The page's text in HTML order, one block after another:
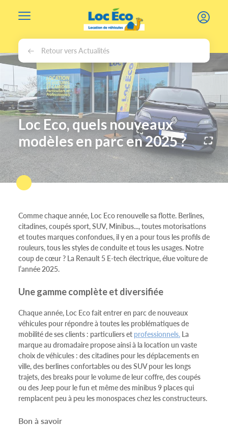
Retour vers Actualités
Loc Eco, quels nouveaux
modèles en parc en 2025 ?
Comme chaque année, Loc Eco renouvelle sa flotte. Berlines,
citadines, coupés sport, SUV, Minibus..., toutes motorisations
et toutes marques confondues, il y en a pour tous les profils de
rouleurs, tous les styles de conduite et tous les usages. Notre
coup de cœur ? La Renault 5 E-tech électrique, élue voiture de
l’année 2025.
Une gamme complète et diversifiée
Chaque année, Loc Eco fait entrer en parc de nouveaux
véhicules pour répondre à toutes les problématiques de
mobilité de ses clients : particuliers et professionnels. La
marque au dromadaire propose ainsi à la location un vaste
choix de véhicules : des citadines pour les déplacements en
ville, des berlines confortables ou des SUV pour les longs
trajets, des breaks pour le volume de leur coffre, des coupés
ou des Jeep pour le fun et même des minibus 9 places qui
remplacent peu à peu les monospaces chez les constructeurs.
Bon à savoir